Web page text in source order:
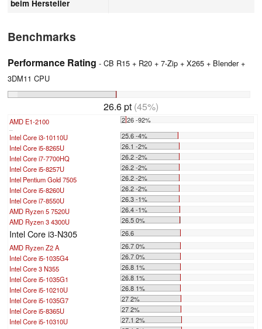
beim Hersteller
Benchmarks
Performance Rating - CB R15 + R20 + 7-Zip + X265 + Blender +
3DM11 CPU
26.6 pt (45%)
AMD E1-2100 2.26 -92%
Intel Core i3-10110U
25.6 -4%
Intel Core i5-8265U
26.1 -2%
Intel Core i7-7700HQ
26.2 -2%
Intel Core i5-8257U
26.2 -2%
Intel Pentium Gold 7505
26.2 -2%
Intel Core i5-8260U
26.2 -2%
Intel Core i7-8550U
26.3 -1%
AMD Ryzen 5 7520U
26.4 -1%
AMD Ryzen 3 4300U
26.5 0%
Intel Core i3-N305
26.6
AMD Ryzen Z2 A
26.7 0%
Intel Core i5-1035G4
26.7 0%
Intel Core 3 N355
26.8 1%
Intel Core i5-1035G1
26.8 1%
Intel Core i5-10210U
26.8 1%
Intel Core i5-1035G7
27 2%
Intel Core i5-8365U
27 2%
Intel Core i5-10310U
27.1 2%